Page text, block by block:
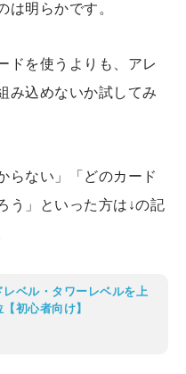
明らかです。
ドを使うよりも、アレ
み込めないか試してみ
らない」「どのカード
う」といった方は↓の記
レベル・タワーレベルを上
初心者向け】